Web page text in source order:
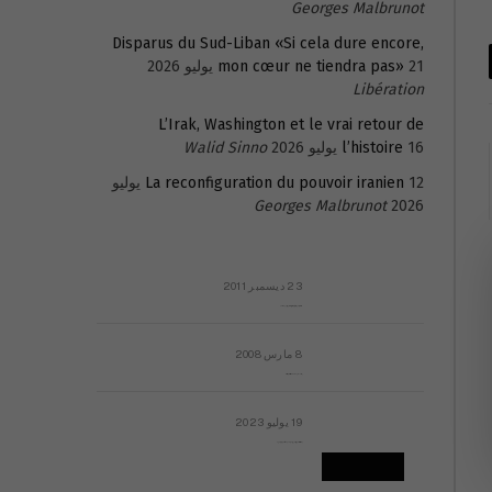
Georges Malbrunot
Disparus du Sud-Liban «Si cela dure encore,
mon cœur ne tiendra pas» 21 يوليو 2026
Libération
L’Irak, Washington et le vrai retour de
l’histoire 16 يوليو 2026
Walid Sinno
La reconfiguration du pouvoir iranien 12 يوليو
2026
Georges Malbrunot
23 ديسمبر 2011
8 مارس 2008
19 يوليو 2023